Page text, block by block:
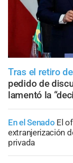
Tras el retiro
pedido de
lamentó la
En el Senado El
extranjerización
privada